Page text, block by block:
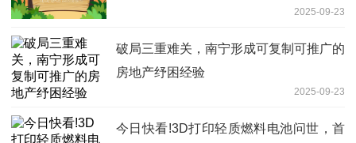
2025-09-23
破局三重难关，南宁形成可复制可推广的
房地产纾困经验
2025-09-23
今日快看!3D打印轻质燃料电池问世，首